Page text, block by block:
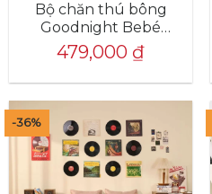
Bộ chăn thú bông
Goodnight Bebé
Bunny
479,000 ₫
-36%